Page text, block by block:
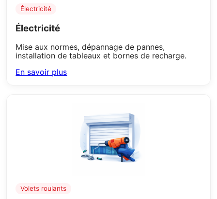
Électricité
Électricité
Mise aux normes, dépannage de pannes,
installation de tableaux et bornes de recharge.
En savoir plus
Volets roulants